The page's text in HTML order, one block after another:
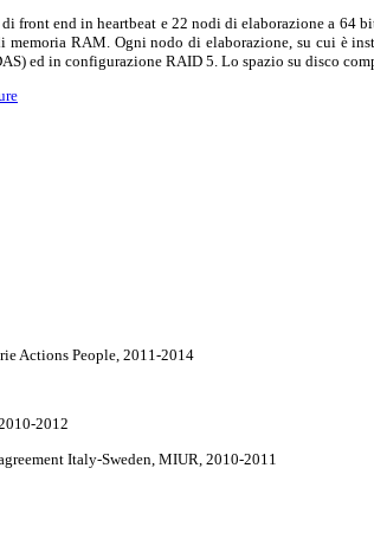
front end in heartbeat e 22 nodi di elaborazione a
memoria RAM. Ogni nodo di elaborazione, su cui è
ed in configurazione RAID 5. Lo spazio su disco
Actions People, 2011-2014
2012
Italy-Sweden, MIUR, 2010-2011